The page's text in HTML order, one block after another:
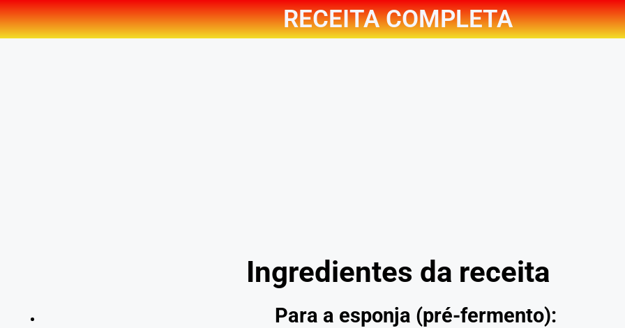
RECEITA COMPLETA
Ingredientes da receita
Para a esponja (pré-fermento):